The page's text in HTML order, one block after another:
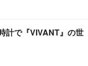
計で『VIVANT』の世